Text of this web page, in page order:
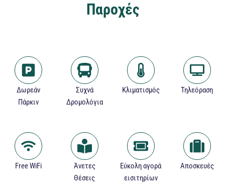
Παροχές
Δωρεάν
Πάρκιν
Συχνά
Δρομολόγια
Κλιματισμός Τηλεόραση
Free WiFi
Άνετες
Θέσεις
Εύκολη αγορά
εισιτηρίων
Αποσκευές